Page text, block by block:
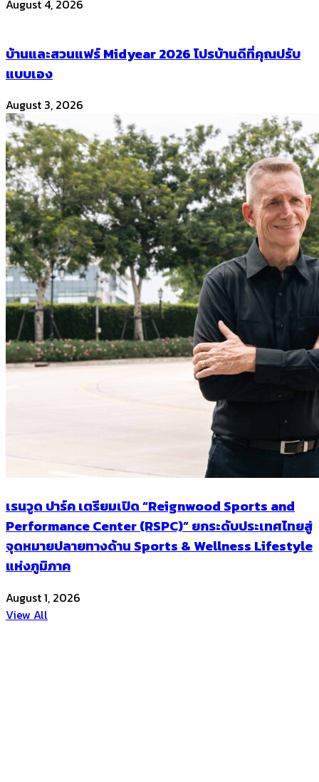
August 4, 2026
บ้านและสวนแฟร์ Midyear 2026 โปรบ้านดีที่คุณปรับ
แบบเอง
August 3, 2026
เรนวูด ปาร์ค เตรียมเปิด “Reignwood Sports and
Performance Center (RSPC)” ยกระดับประเทศไทยสู่
จุดหมายปลายทางด้าน Sports & Wellness Lifestyle
แห่งภูมิภาค
August 1, 2026
View All